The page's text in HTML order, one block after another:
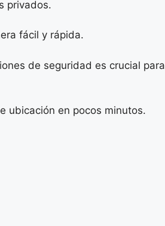
privados.
fácil y rápida.
de seguridad es crucial para
ubicación en pocos minutos.